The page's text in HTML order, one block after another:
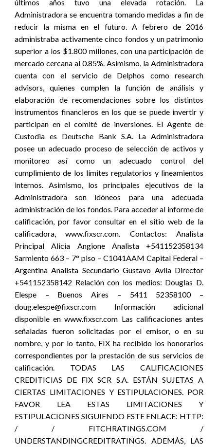
últimos años tuvo una elevada rotación. La
Administradora se encuentra tomando medidas a fin de
reducir la misma en el futuro. A febrero de 2016
administraba activamente cinco fondos y un patrimonio
superior a los $1.800 millones, con una participación de
mercado cercana al 0.85%. Asimismo, la Administradora
cuenta con el servicio de Delphos como research
advisors, quienes cumplen la función de análisis y
elaboración de recomendaciones sobre los distintos
instrumentos financieros en los que se puede invertir y
participan en el comité de inversiones. El Agente de
Custodia es Deutsche Bank S.A. La Administradora
posee un adecuado proceso de selección de activos y
monitoreo así como un adecuado control del
cumplimiento de los límites regulatorios y lineamientos
internos. Asimismo, los principales ejecutivos de la
Administradora son idóneos para una adecuada
administración de los fondos. Para acceder al informe de
calificación, por favor consultar en el sitio web de la
calificadora, www.fixscr.com. Contactos: Analista
Principal Alicia Angione Analista +541152358134
Sarmiento 663 – 7° piso – C1041AAM Capital Federal –
Argentina Analista Secundario Gustavo Avila Director
+541152358142 Relación con los medios: Douglas D.
Elespe – Buenos Aires – 5411 52358100 –
doug.elespe@fixscr.com Información adicional
disponible en www.fixscr.com Las calificaciones antes
señaladas fueron solicitadas por el emisor, o en su
nombre, y por lo tanto, FIX ha recibido los honorarios
correspondientes por la prestación de sus servicios de
calificación. TODAS LAS CALIFICACIONES
CREDITICIAS DE FIX SCR S.A. ESTÁN SUJETAS A
CIERTAS LIMITACIONES Y ESTIPULACIONES. POR
FAVOR LEA ESTAS LIMITACIONES Y
ESTIPULACIONES SIGUIENDO ESTE ENLACE: HTTP:
/ / FITCHRATINGS.COM /
UNDERSTANDINGCREDITRATINGS. ADEMÁS, LAS